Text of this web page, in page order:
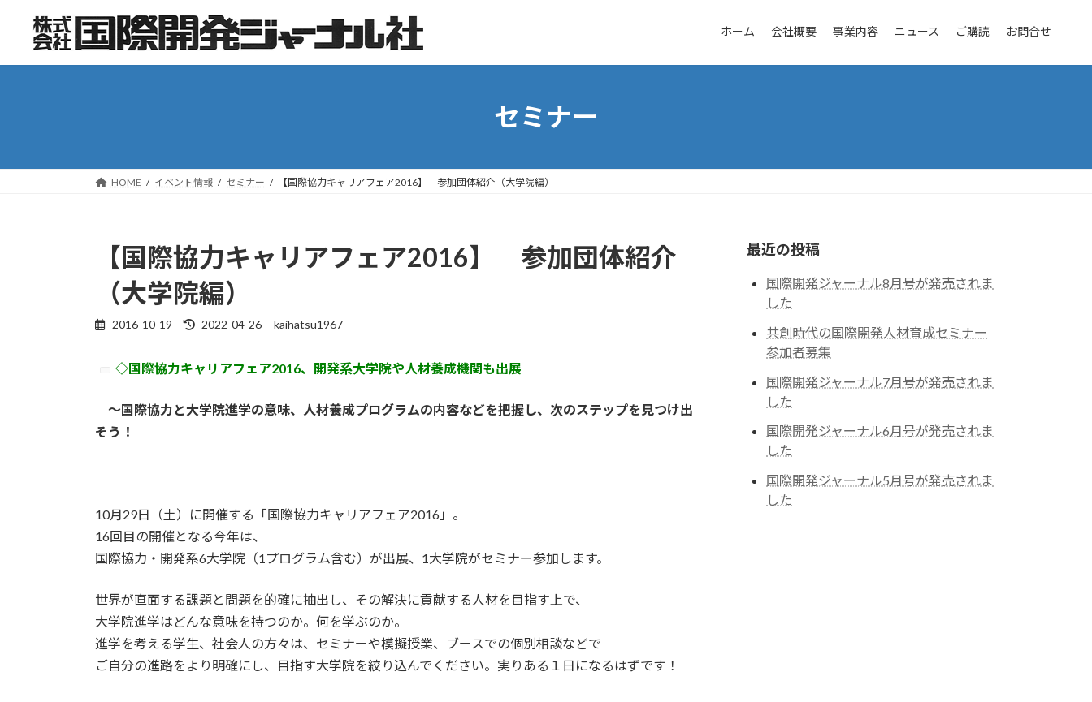
ン
ッ
ー
移
ホーム 会社概要 事業内容 ニュース ご購読 お問合せ
セミナー
HOME イベント情報 セミナー 【国際協力キャリアフェア2016】 参加団体紹介（大学院編）
【国際協力キャリアフェア2016】 参加団体紹介
（大学院編）
2016-10-19
最
新
時
2022-04-26 kaihatsu1967
◇国際協力キャリアフェア2016、開発系大学院や人材養成機関も出展
～国際協力と大学院進学の意味、人材養成プログラムの内容などを把握し、次のステップを見つけ出
そう！
10月29日（土）に開催する「国際協力キャリアフェア2016」。
16回目の開催となる今年は、
国際協力・開発系6大学院（1プログラム含む）が出展、1大学院がセミナー参加します。
世界が直面する課題と問題を的確に抽出し、その解決に貢献する人材を目指す上で、
大学院進学はどんな意味を持つのか。何を学ぶのか。
進学を考える学生、社会人の方々は、セミナーや模擬授業、ブースでの個別相談などで
ご自分の進路をより明確にし、目指す大学院を絞り込んでください。実りある１日になるはずです！
最近の投稿
国際開発ジャーナル8月号が発売されま
した
共創時代の国際開発人材育成セミナー
参加者募集
国際開発ジャーナル7月号が発売されま
した
国際開発ジャーナル6月号が発売されま
した
国際開発ジャーナル5月号が発売されま
した